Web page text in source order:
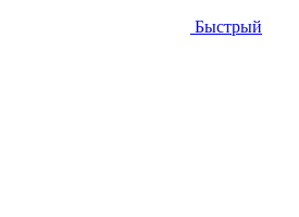
Быстрый